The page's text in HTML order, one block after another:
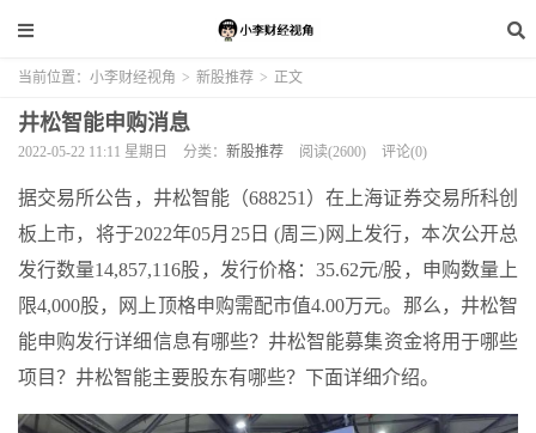
当前位置： 小李财经视角 > 新股推荐 > 正文
井松智能申购消息
2022-05-22 11:11 星期日 分类： 新股推荐 阅读(2600) 评论(0)
据交易所公告，井松智能（688251）在上海证券交易所科创
板上市，将于2022年05月25日 (周三)网上发行，本次公开总
发行数量14,857,116股，发行价格：35.62元/股，申购数量上
限4,000股，网上顶格申购需配市值4.00万元。那么，井松智
能申购发行详细信息有哪些？井松智能募集资金将用于哪些
项目？井松智能主要股东有哪些？下面详细介绍。